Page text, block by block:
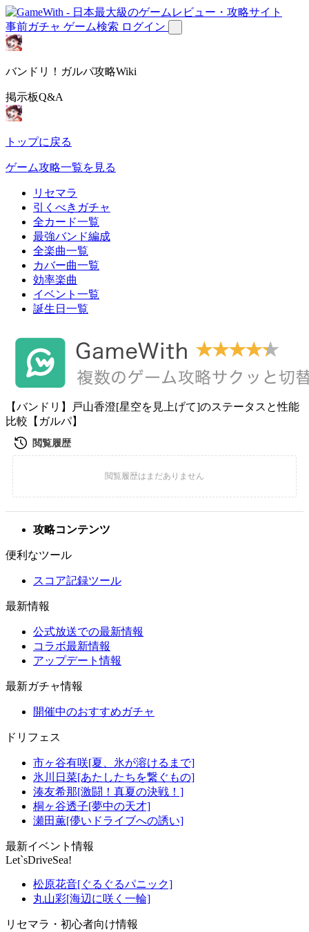
事前ガチャ ゲーム検索 ログイン
バンドリ！ガルパ攻略Wiki
掲示板Q&A
トップに戻る
ゲーム攻略一覧を見る
リセマラ
引くべきガチャ
全カード一覧
最強バンド編成
全楽曲一覧
カバー曲一覧
効率楽曲
イベント一覧
誕生日一覧
【バンドリ】戸山香澄[星空を見上げて]のステータスと性能
比較【ガルパ】
攻略コンテンツ
便利なツール
スコア記録ツール
最新情報
公式放送での最新情報
コラボ最新情報
アップデート情報
最新ガチャ情報
開催中のおすすめガチャ
ドリフェス
市ヶ谷有咲[夏、氷が溶けるまで]
氷川日菜[あたしたちを繋ぐもの]
湊友希那[激闘！真夏の決戦！]
桐ヶ谷透子[夢中の天才]
瀬田薫[儚いドライブへの誘い]
最新イベント情報
Let`sDriveSea!
松原花音[ぐるぐるパニック]
丸山彩[海辺に咲く一輪]
リセマラ・初心者向け情報